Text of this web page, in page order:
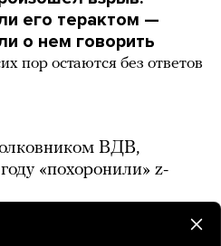
его терактом —
о нем говорить
пор остаются без ответов
ВДВ,
«похоронили» z-